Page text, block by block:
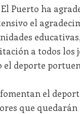
Puerto ha
el
a todos
el deporte
fomentan el
que